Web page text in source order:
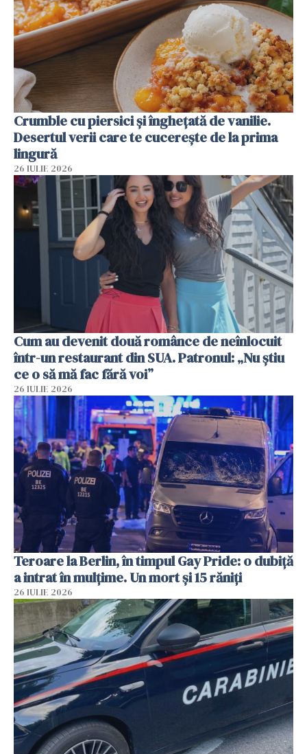
Crumble cu piersici și înghețată de vanilie.
Desertul verii care te cucerește de la prima
lingură
26 IULIE 2026
Cum au devenit două românce de neînlocuit
într-un restaurant din SUA. Patronul: „Nu știu
ce o să mă fac fără voi”
26 IULIE 2026
Teroare la Berlin, în timpul Gay Pride: o dubiță
a intrat în mulțime. Un mort și 15 răniți
26 IULIE 2026